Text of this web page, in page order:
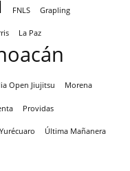
FNLS Grapling
La Paz
Open Jiujitsu Morena
Providas
Yurécuaro Última Mañanera